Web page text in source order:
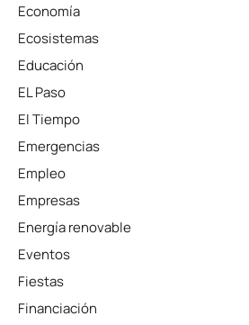
Economía
Ecosistemas
Educación
EL Paso
El Tiempo
Emergencias
Empleo
Empresas
Energía renovable
Eventos
Fiestas
Financiación